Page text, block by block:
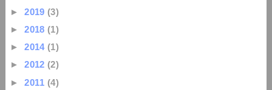
►2019 (3)
►2018 (1)
►2014 (1)
►2012 (2)
►2011 (4)